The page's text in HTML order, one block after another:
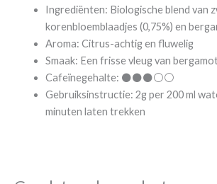
Ingrediënten: Biologische blend van
korenbloemblaadjes (0,75%) en
Aroma: Citrus-achtig en fluwelig
Smaak: Een frisse vleug van
Cafeïnegehalte: ⚫⚫⚫⚪⚪
Gebruiksinstructie: 2g per 200 ml
minuten laten trekken